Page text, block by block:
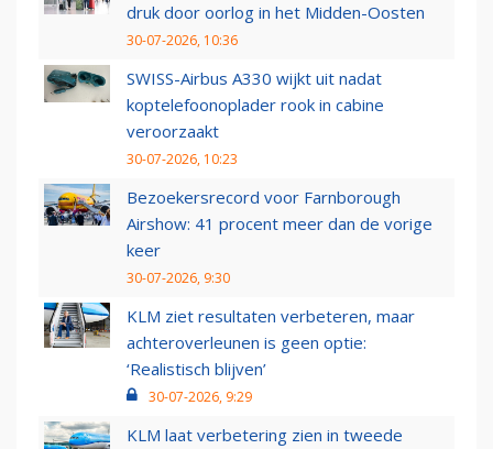
druk door oorlog in het Midden-Oosten
30-07-2026, 10:36
SWISS-Airbus A330 wijkt uit nadat
koptelefoonoplader rook in cabine
veroorzaakt
30-07-2026, 10:23
Bezoekersrecord voor Farnborough
Airshow: 41 procent meer dan de vorige
keer
30-07-2026, 9:30
KLM ziet resultaten verbeteren, maar
achteroverleunen is geen optie:
‘Realistisch blijven’
30-07-2026, 9:29
KLM laat verbetering zien in tweede